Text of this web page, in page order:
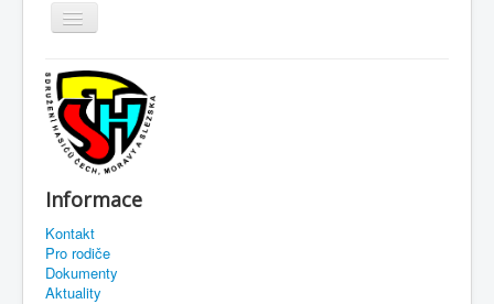
Informace
Kontakt
Pro rodiče
Dokumenty
Aktuality